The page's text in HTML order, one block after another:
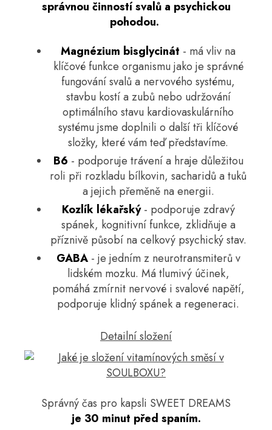
správnou činností svalů a psychickou
pohodou.
Magnézium bisglycinát - má vliv na
klíčové funkce organismu jako je správné
fungování svalů a nervového systému,
stavbu kostí a zubů nebo udržování
optimálního stavu kardiovaskulárního
systému jsme doplnili o další tři klíčové
složky, které vám teď představíme.
B6 - podporuje trávení a hraje důležitou
roli při rozkladu bílkovin, sacharidů a tuků
a jejich přeměně na energii.
Kozlík lékařský- podporuje zdravý
spánek, kognitivní funkce, zklidňuje a
příznivě působí na celkový psychický stav.
GABA - je jedním z neurotransmiterů v
lidském mozku. Má tlumivý účinek,
pomáhá zmírnit nervové i svalové napětí,
podporuje klidný spánek a regeneraci.
Detailní složení
Správný čas pro kapsli SWEET DREAMS
je 30 minut před spaním.